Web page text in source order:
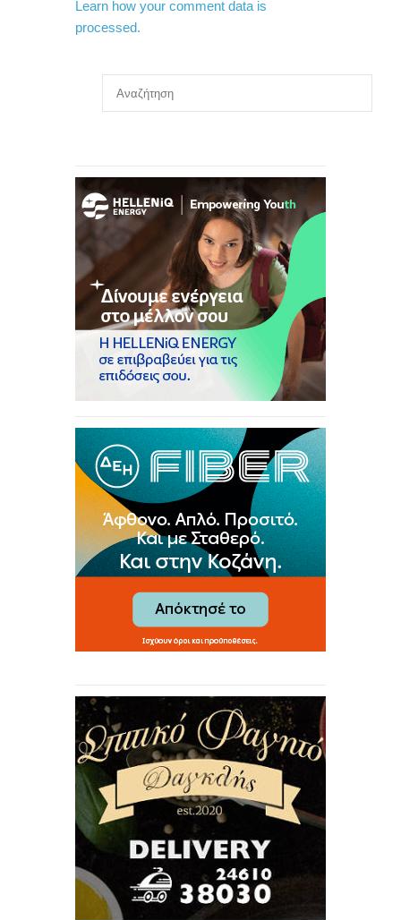
Learn how your comment data is
processed.